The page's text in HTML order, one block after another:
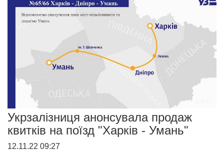
Укрзалізниця анонсувала продаж
квитків на поїзд "Харків - Умань"
12.11.22 09:27